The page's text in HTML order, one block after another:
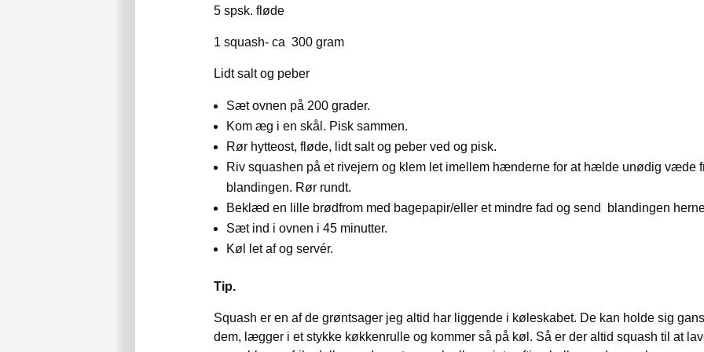
5 spsk. fløde
1 squash- ca 300 gram
Lidt salt og peber
Sæt ovnen på 200 grader.
Kom æg i en skål. Pisk sammen.
Rør hytteost, fløde, lidt salt og peber ved og pisk.
Riv squashen på et rivejern og klem let imellem hænderne for at hælde unødig væde
blandingen. Rør rundt.
Beklæd en lille brødfrom med bagepapir/eller et mindre fad og send blandingen
Sæt ind i ovnen i 45 minutter.
Køl let af og servér.
Tip.
Squash er en af de grøntsager jeg altid har liggende i køleskabet. De kan holde sig
dem, lægger i et stykke køkkenrulle og kommer så på køl. Så er der altid squash til at